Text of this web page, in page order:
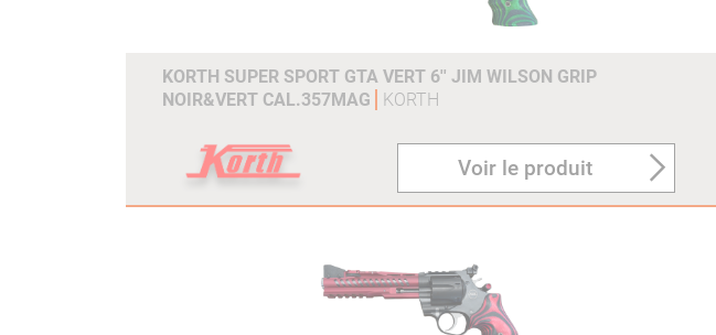
KORTH SUPER SPORT GTA VERT 6'' JIM WILSON GRIP
NOIR&VERT CAL.357MAG
KORTH
Voir le produit